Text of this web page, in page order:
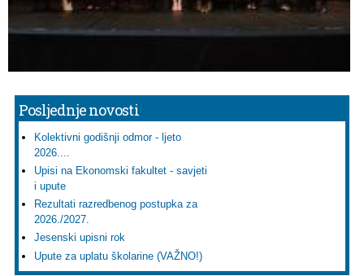
Posljednje novosti
Kolektivni godišnji odmor - ljeto
2026....
Upisi na Ekonomski fakultet - savjeti
i upute
Rezultati razredbenog postupka za
2026./2027.
Jesenski upisni rok
Upute za uplatu školarine (VAŽNO!)